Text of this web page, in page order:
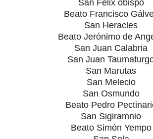
San Félix obispo
Beato Francisco
San Heracles
Beato Jerónimo de
San Juan Calabria
San Juan
San Marutas
San Melecio
San Osmundo
Beato Pedro
San Sigiramnio
Beato Simón Yempo